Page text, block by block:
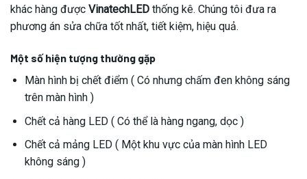
khác hàng được VinatechLED thống kê. Chúng tôi đưa ra
phương án sửa chữa tốt nhất, tiết kiệm, hiệu quả.
Một số hiện tượng thường gặp
Màn hình bị chết điểm ( Có nhưng chấm đen không sáng
trên màn hình )
Chết cả hàng LED ( Có thể là hàng ngang, dọc )
Chết cả mảng LED ( Một khu vực của màn hình LED
không sáng )